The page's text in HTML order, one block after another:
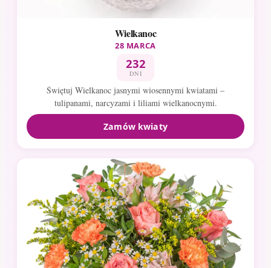
Wielkanoc
28 MARCA
232
DNI
Świętuj Wielkanoc jasnymi wiosennymi kwiatami –
tulipanami, narcyzami i liliami wielkanocnymi.
Zamów kwiaty